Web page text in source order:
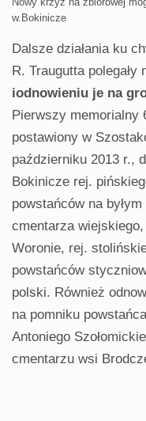
w.Bokinicze
Dalsze działania ku
R. Traugutta polegały
iodnowieniu je na
Pierwszy memorialny
postawiony w
październiku 2013 r.,
Bokinicze rej.
powstańców na
cmentarza
Woronie, rej.
powstańców
polski. Również
na pomniku
Antoniego
cmentarzu wsi